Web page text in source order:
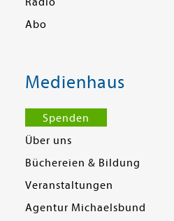
Abo
Medienhaus
Spenden
Über uns
Büchereien & Bildung
Veranstaltungen
Agentur Michaelsbund